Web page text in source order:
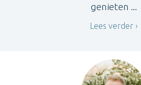
genieten ...
Lees verder